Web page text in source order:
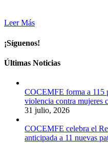
Leer Más
¡Síguenos!
Últimas Noticias
COCEMFE forma a 115
violencia contra mujeres
31 julio, 2026
COCEMFE celebra el
anticipada a 11 nuevas